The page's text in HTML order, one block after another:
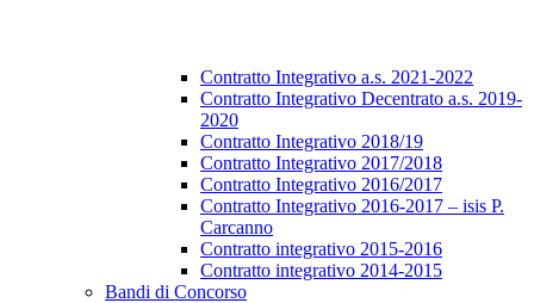
Contratto Integrativo a.s. 2021-2022
Contratto Integrativo Decentrato a.s. 2019-
2020
Contratto Integrativo 2018/19
Contratto Integrativo 2017/2018
Contratto Integrativo 2016/2017
Contratto Integrativo 2016-2017 – isis P.
Carcanno
Contratto integrativo 2015-2016
Contratto integrativo 2014-2015
Bandi di Concorso